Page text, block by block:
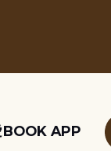
BOOK APP